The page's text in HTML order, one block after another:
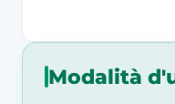
Modalità